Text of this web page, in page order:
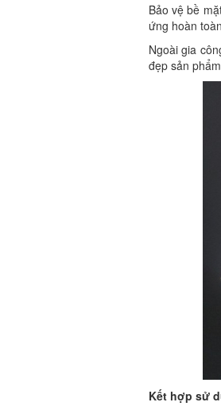
Bảo vệ bề
ứng hoàn
Ngoài gia
đẹp sản
Kết hợp sử